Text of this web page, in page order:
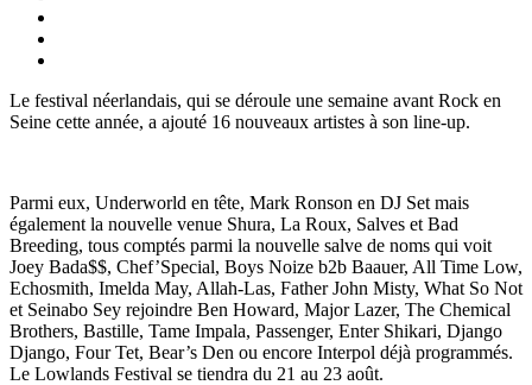
Le festival néerlandais, qui se déroule une semaine avant Rock en
Seine cette année, a ajouté 16 nouveaux artistes à son line-up.
Parmi eux, Underworld en tête, Mark Ronson en DJ Set mais
également la nouvelle venue Shura, La Roux, Salves et Bad
Breeding, tous comptés parmi la nouvelle salve de noms qui voit
Joey Bada$$, Chef’Special, Boys Noize b2b Baauer, All Time Low,
Echosmith, Imelda May, Allah-Las, Father John Misty, What So Not
et Seinabo Sey rejoindre Ben Howard, Major Lazer, The Chemical
Brothers, Bastille, Tame Impala, Passenger, Enter Shikari, Django
Django, Four Tet, Bear’s Den ou encore Interpol déjà programmés.
Le Lowlands Festival se tiendra du 21 au 23 août.